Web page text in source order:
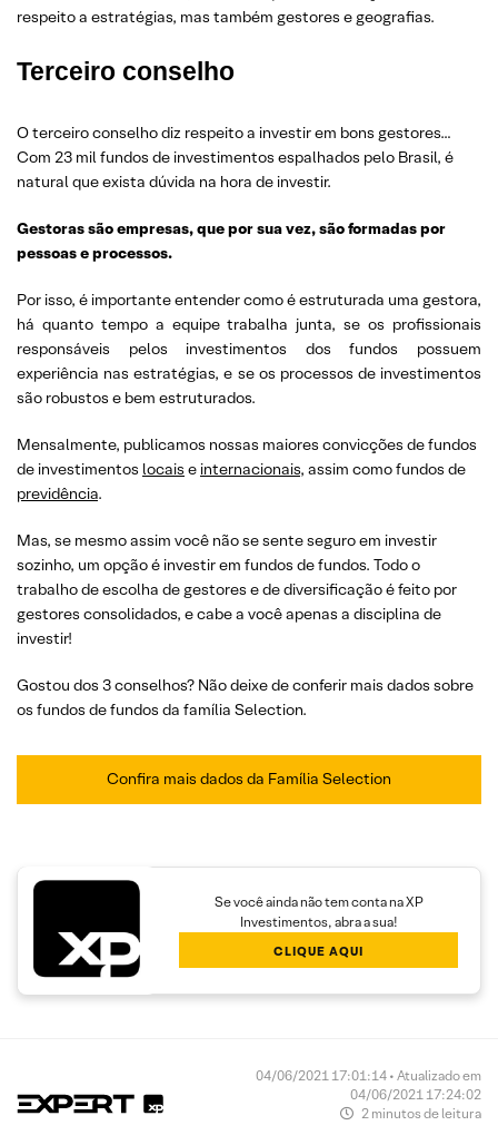
respeito a estratégias, mas também gestores e geografias.
Terceiro conselho
O terceiro conselho diz respeito a investir em bons gestores…
Com 23 mil fundos de investimentos espalhados pelo Brasil, é
natural que exista dúvida na hora de investir.
Gestoras são empresas, que por sua vez, são formadas por
pessoas e processos.
Por isso, é importante entender como é estruturada uma gestora,
há quanto tempo a equipe trabalha junta, se os profissionais
responsáveis pelos investimentos dos fundos possuem
experiência nas estratégias, e se os processos de investimentos
são robustos e bem estruturados.
Mensalmente, publicamos nossas maiores convicções de fundos
de investimentos locais e internacionais, assim como fundos de
previdência.
Mas, se mesmo assim você não se sente seguro em investir
sozinho, um opção é investir em fundos de fundos. Todo o
trabalho de escolha de gestores e de diversificação é feito por
gestores consolidados, e cabe a você apenas a disciplina de
investir!
Gostou dos 3 conselhos? Não deixe de conferir mais dados sobre
os fundos de fundos da família Selection.
Confira mais dados da Família Selection
Se você ainda não tem conta na XP
Investimentos, abra a sua!
CLIQUE AQUI
04/06/2021 17:01:14 • Atualizado em
04/06/2021 17:24:02
2 minutos de leitura